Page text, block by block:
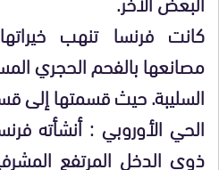
كانت فرنسا تنهب خيراتها
مصانعها بالفحم الحجري
السليبة. حيث قسمتها إلى
الحي الأوروبي : أنشأته
ذوي الدخل المرتفع